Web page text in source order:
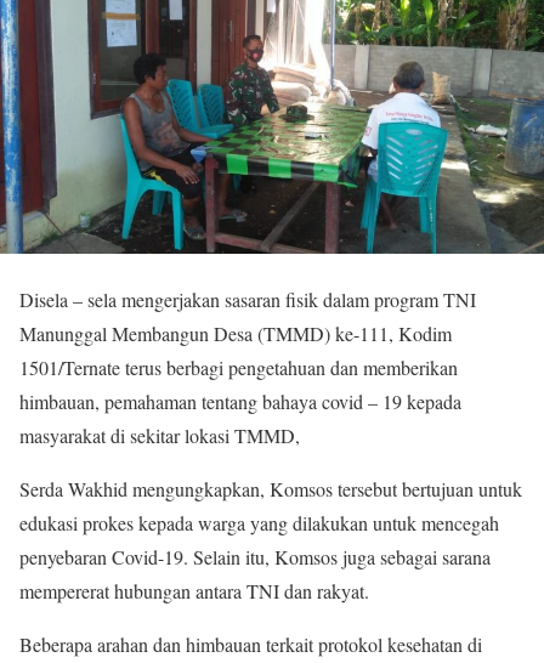
Disela – sela mengerjakan sasaran fisik dalam program TNI
Manunggal Membangun Desa (TMMD) ke-111, Kodim
1501/Ternate terus berbagi pengetahuan dan memberikan
himbauan, pemahaman tentang bahaya covid – 19 kepada
masyarakat di sekitar lokasi TMMD,
Serda Wakhid mengungkapkan, Komsos tersebut bertujuan untuk
edukasi prokes kepada warga yang dilakukan untuk mencegah
penyebaran Covid-19. Selain itu, Komsos juga sebagai sarana
mempererat hubungan antara TNI dan rakyat.
Beberapa arahan dan himbauan terkait protokol kesehatan di